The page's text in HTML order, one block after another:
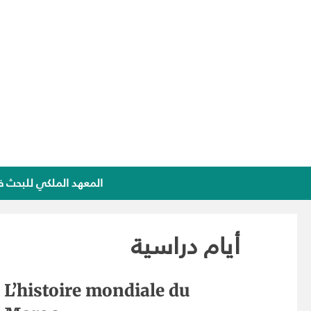
المعهد الملكي للبحث
أيام دراسية
L’histoire mondiale du